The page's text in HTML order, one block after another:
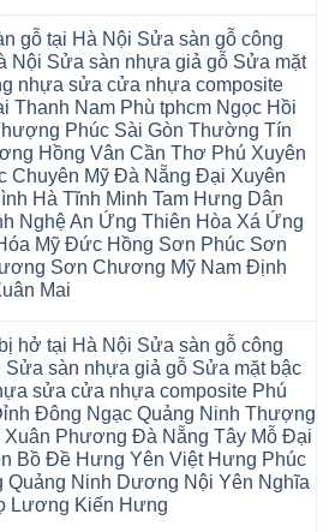
gỗ tại Hà Nội Sửa sàn gỗ công
Nội Sửa sàn nhựa giả gỗ Sửa mặt
nhựa sửa cửa nhựa composite
Thanh Nam Phù tphcm Ngọc Hồi
Phúc Sài Gòn Thường Tín
Hồng Vân Cần Thơ Phú Xuyên
Chuyên Mỹ Đà Nẵng Đại Xuyên
Hà Tĩnh Minh Tam Hưng Dân
Nghệ An Ứng Thiên Hòa Xá Ứng
Mỹ Đức Hồng Sơn Phúc Sơn
Sơn Chương Mỹ Nam Định
Mai
hở tại Hà Nội Sửa sàn gỗ công
Sửa sàn nhựa giả gỗ Sửa mặt bậc
sửa cửa nhựa composite Phú
Đông Ngạc Quảng Ninh Thượng
Xuân Phương Đà Nẵng Tây Mỗ Đại
Bồ Đề Hưng Yên Việt Hưng Phúc
Quảng Ninh Dương Nội Yên Nghĩa
Lương Kiến Hưng